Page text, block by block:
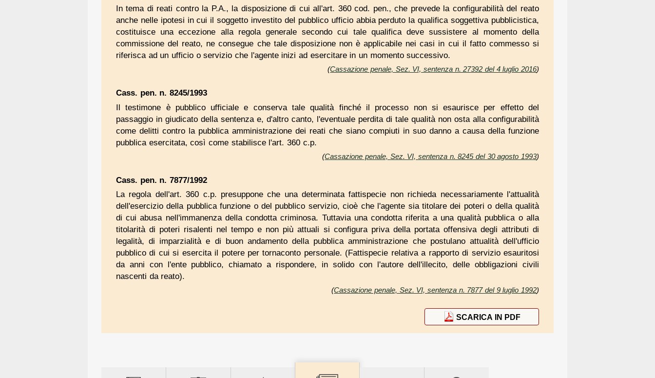
In tema di reati contro la P.A., la disposizione di cui all'art. 360 cod. pen., che prevede la configurabilità del reato
anche nelle ipotesi in cui il soggetto investito del pubblico ufficio abbia perduto la qualifica soggettiva pubblicistica,
costituisce una eccezione alla regola generale secondo cui tale qualifica deve sussistere al momento della
commissione del reato, ne consegue che tale disposizione non è applicabile nei casi in cui il fatto commesso si
riferisca ad un ufficio o servizio che l'agente inizi ad esercitare in un momento successivo.
(Cassazione penale, Sez. VI, sentenza n. 27392 del 4 luglio 2016)
Cass. pen. n. 8245/1993
Il testimone è pubblico ufficiale e conserva tale qualità finché il processo non si esaurisce per effetto del
passaggio in giudicato della sentenza e, d'altro canto, l'eventuale perdita di tale qualità non osta alla configurabilità
come delitti contro la pubblica amministrazione dei reati che siano compiuti in suo danno a causa della funzione
pubblica esercitata, così come stabilisce l'art. 360 c.p.
(Cassazione penale, Sez. VI, sentenza n. 8245 del 30 agosto 1993)
Cass. pen. n. 7877/1992
La regola dell'art. 360 c.p. presuppone che una determinata fattispecie non richieda necessariamente l'attualità
dell'esercizio della pubblica funzione o del pubblico servizio, cioè che l'agente sia titolare dei poteri o della qualità
di cui abusa nell'immanenza della condotta criminosa. Tuttavia una condotta riferita a una qualità pubblica o alla
titolarità di poteri risalenti nel tempo e non più attuali si configura priva della portata offensiva degli attributi di
legalità, di imparzialità e di buon andamento della pubblica amministrazione che postulano attualità dell'ufficio
pubblico di cui si esercita il potere per tornaconto personale. (Fattispecie relativa a rapporto di servizio esauritosi
da anni con l'ente pubblico, chiamato a rispondere, in solido con l'autore dell'illecito, delle obbligazioni civili
nascenti da reato).
(Cassazione penale, Sez. VI, sentenza n. 7877 del 9 luglio 1992)
SCARICA IN PDF